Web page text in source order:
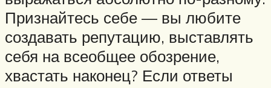
Признайтесь себе — вы любите
создавать репутацию, выставлять
себя на всеобщее обозрение,
хвастать наконец? Если ответы